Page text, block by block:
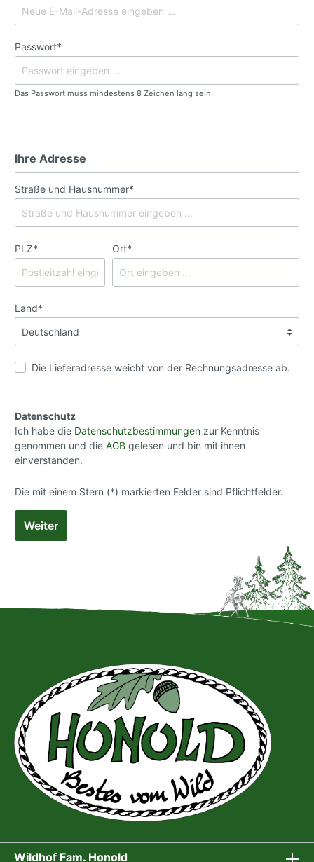
Passwort*
Das Passwort muss mindestens 8 Zeichen lang sein.
Ihre Adresse
Straße und Hausnummer*
PLZ* Ort*
Land*
Die Lieferadresse weicht von der Rechnungsadresse ab.
Datenschutz
Ich habe die Datenschutzbestimmungen zur Kenntnis
genommen und die AGB gelesen und bin mit ihnen
einverstanden.
Die mit einem Stern (*) markierten Felder sind Pflichtfelder.
Weiter
Wildhof Fam. Honold